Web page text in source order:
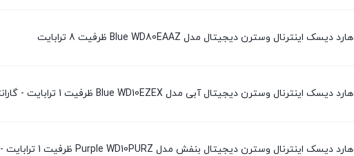
هارد دیسک اینترنال وسترن دیجیتال مدل Blue WD80EAAZ ظرفیت 8 ترابایت
هارد دیسک اینترنال وسترن دیجیتال آبی مدل Blue WD10EZEX ظرفیت 1 ترابایت - گارانتی شرکتی
هارد دیسک اینترنال وسترن دیجیتال بنفش مدل Purple WD10PURZ ظرفیت 1 ترابایت - گارانتی شرکتی